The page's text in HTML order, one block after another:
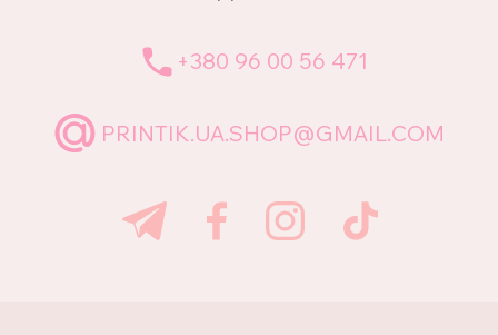
+380 96 00 56 471
PRINTIK.UA.SHOP@GMAIL.COM